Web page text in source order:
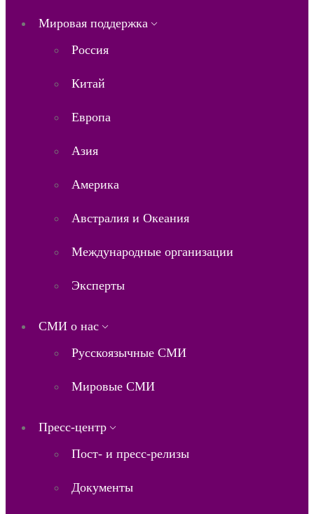
Мировая поддержка
Россия
Китай
Европа
Азия
Америка
Австралия и Океания
Международные организации
Эксперты
СМИ о нас
Русскоязычные СМИ
Мировые СМИ
Пресс-центр
Пост- и пресс-релизы
Документы